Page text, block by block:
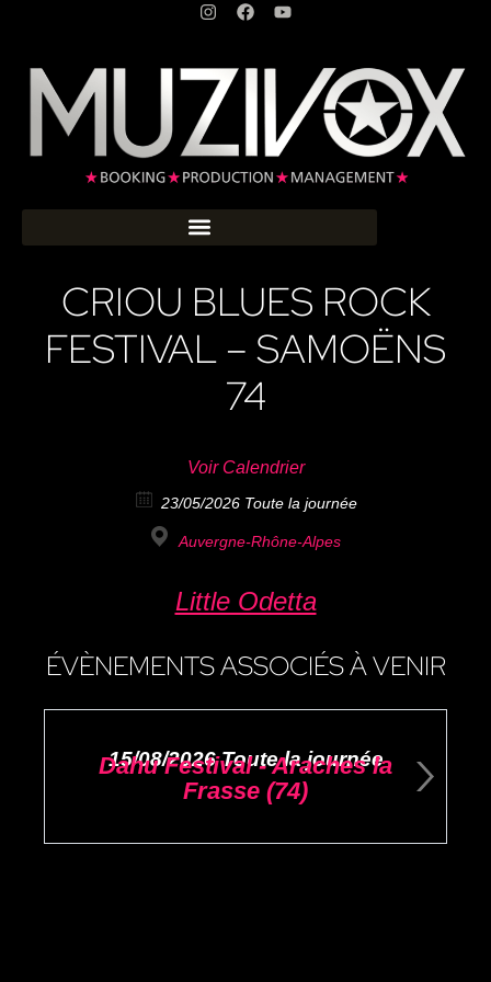
CRIOU BLUES ROCK
FESTIVAL – SAMOËNS
74
Voir Calendrier
23/05/2026 Toute la journée
Auvergne-Rhône-Alpes
Little Odetta
ÉVÈNEMENTS ASSOCIÉS À VENIR
Dahu Festival - Araches la
Frasse (74)
15/08/2026 Toute la journée